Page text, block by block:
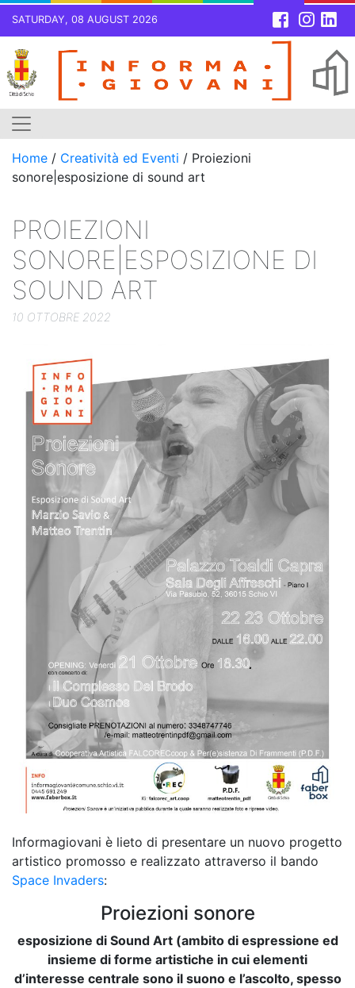
SATURDAY, 08 AUGUST 2026
Skip
content
Home / Creatività ed Eventi / Proiezioni
sonore|esposizione di sound art
PROIEZIONI
SONORE|ESPOSIZIONE DI
SOUND ART
10 OTTOBRE 2022
Informagiovani è lieto di presentare un nuovo progetto
artistico promosso e realizzato attraverso il bando
Space Invaders:
Proiezioni sonore
esposizione di Sound Art (ambito di espressione ed
insieme di forme artistiche in cui elementi
d’interesse centrale sono il suono e l’ascolto, spesso